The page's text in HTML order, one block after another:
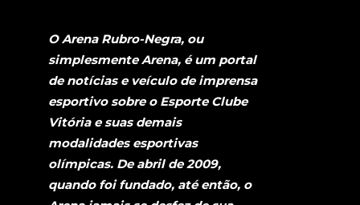
O Arena Rubro-Negra, ou
simplesmente Arena, é um portal
de notícias e veículo de imprensa
esportivo sobre o Esporte Clube
Vitória e suas demais
modalidades esportivas
olímpicas. De abril de 2009,
quando foi fundado, até então, o